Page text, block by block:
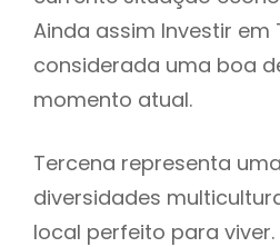
Ainda assim Investir em
considerada uma boa
momento atual.
Tercena representa
diversidades
local perfeito para